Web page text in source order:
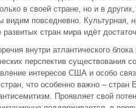
в своей стране, но и в
повседневно. Культурная,
стран мира идёт
внутри атлантического
перспектив существования
интересов США и особо
что особенно важно –
Проявляет свой